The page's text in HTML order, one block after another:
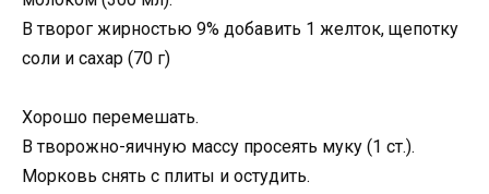
В творог жирностью 9% добавить 1 желток, щепотку
соли и сахар (70 г)
Хорошо перемешать.
В творожно-яичную массу просеять муку (1 ст.).
Морковь снять с плиты и остудить.